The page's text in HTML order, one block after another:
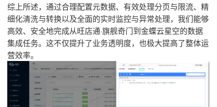
综上所述，通过合理配置元数据、有效处理分页与限流、精
细化清洗与转换以及全面的实时监控与异常处理，我们能够
高效、安全地完成从旺店通·旗舰奇门到金蝶云星空的数据
集成任务。这不仅提升了业务透明度，也极大提高了整体运
营效率。